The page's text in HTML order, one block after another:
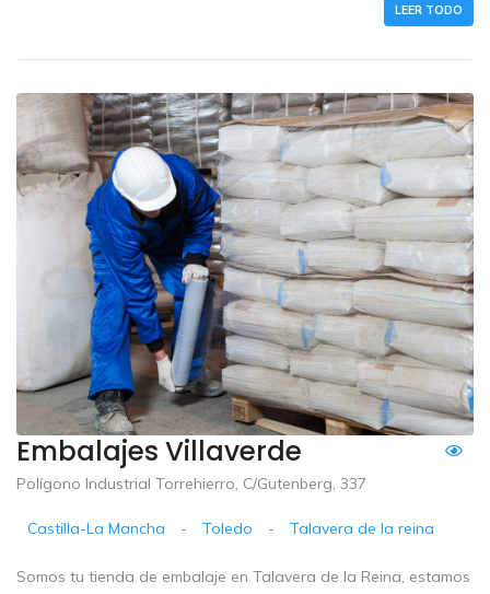
LEER TODO
Embalajes Villaverde
Polígono Industrial Torrehierro, C/Gutenberg, 337
Castilla-La Mancha - Toledo - Talavera de la reina
Somos tu tienda de embalaje en Talavera de la Reina, estamos